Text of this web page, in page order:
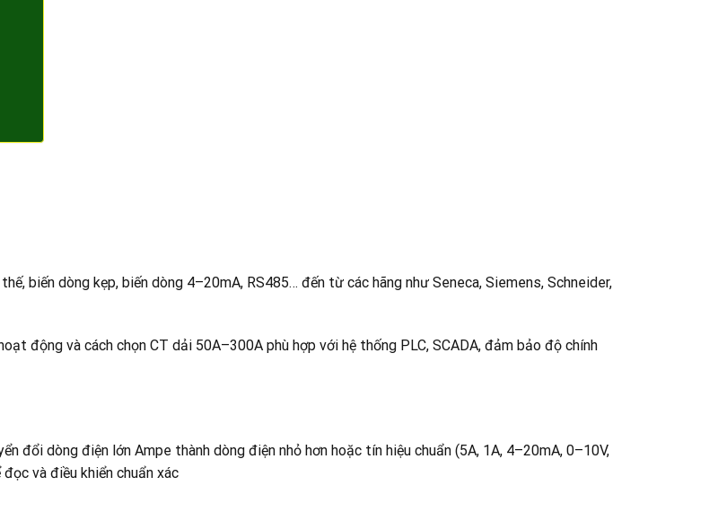
biến dòng kẹp, biến dòng 4–20mA, RS485… đến từ các hãng như Seneca, Siemens, Schneider,
động và cách chọn CT dải 50A–300A phù hợp với hệ thống PLC, SCADA, đảm bảo độ chính
đổi dòng điện lớn Ampe thành dòng điện nhỏ hơn hoặc tín hiệu chuẩn (5A, 1A, 4–20mA, 0–10V,
và điều khiển chuẩn xác